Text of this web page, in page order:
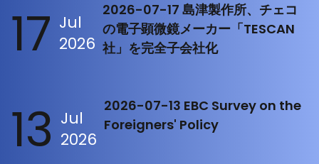
17 Jul
2026
2026-07-17 島津製作所、チェコ
の電子顕微鏡メーカー「TESCAN
社」を完全子会社化
13 Jul
2026
2026-07-13 EBC Survey on the
Foreigners' Policy